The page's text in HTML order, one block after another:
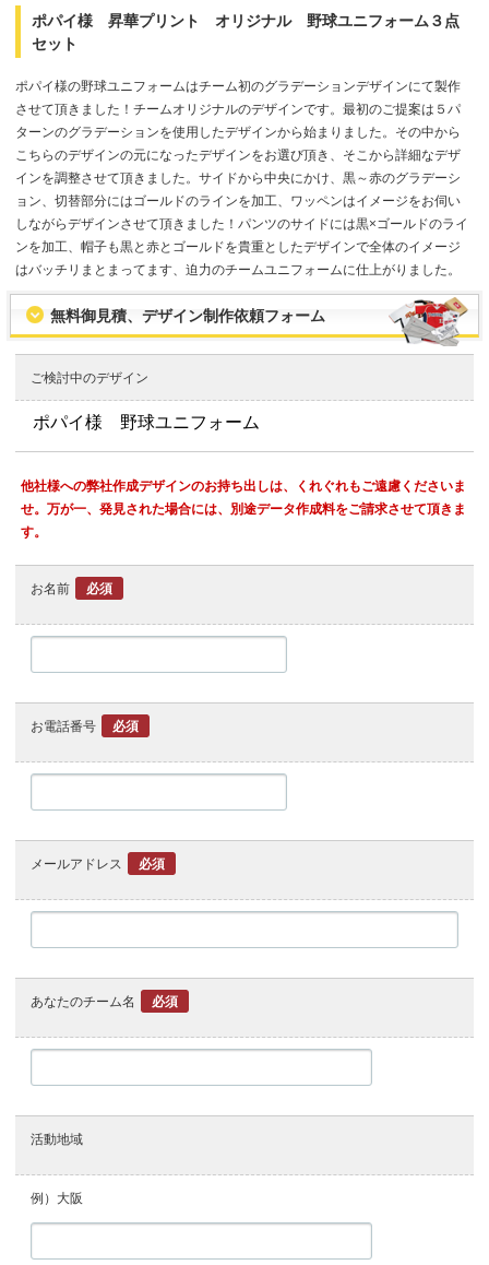
ポパイ様 昇華プリント オリジナル 野球ユニフォーム３点
セット
ポパイ様の野球ユニフォームはチーム初のグラデーションデザインにて製作
させて頂きました！チームオリジナルのデザインです。最初のご提案は５パ
ターンのグラデーションを使用したデザインから始まりました。その中から
こちらのデザインの元になったデザインをお選び頂き、そこから詳細なデザ
インを調整させて頂きました。サイドから中央にかけ、黒～赤のグラデーシ
ョン、切替部分にはゴールドのラインを加工、ワッペンはイメージをお伺い
しながらデザインさせて頂きました！パンツのサイドには黒×ゴールドのライ
ンを加工、帽子も黒と赤とゴールドを貴重としたデザインで全体のイメージ
はバッチリまとまってます、迫力のチームユニフォームに仕上がりました。
無料御見積、デザイン制作依頼フォーム
ご検討中のデザイン
他社様への弊社作成デザインのお持ち出しは、くれぐれもご遠慮くださいま
せ。万が一、発見された場合には、別途データ作成料をご請求させて頂きま
す。
お名前 必須
お電話番号 必須
メールアドレス 必須
あなたのチーム名 必須
活動地域
例）大阪